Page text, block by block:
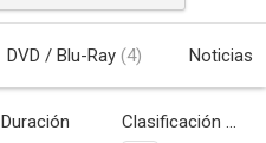
DVD / Blu-Ray (4) Noticias
Duración Clasificación por edades